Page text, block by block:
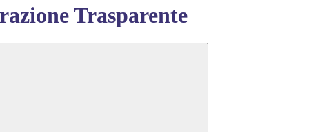
Trasparente